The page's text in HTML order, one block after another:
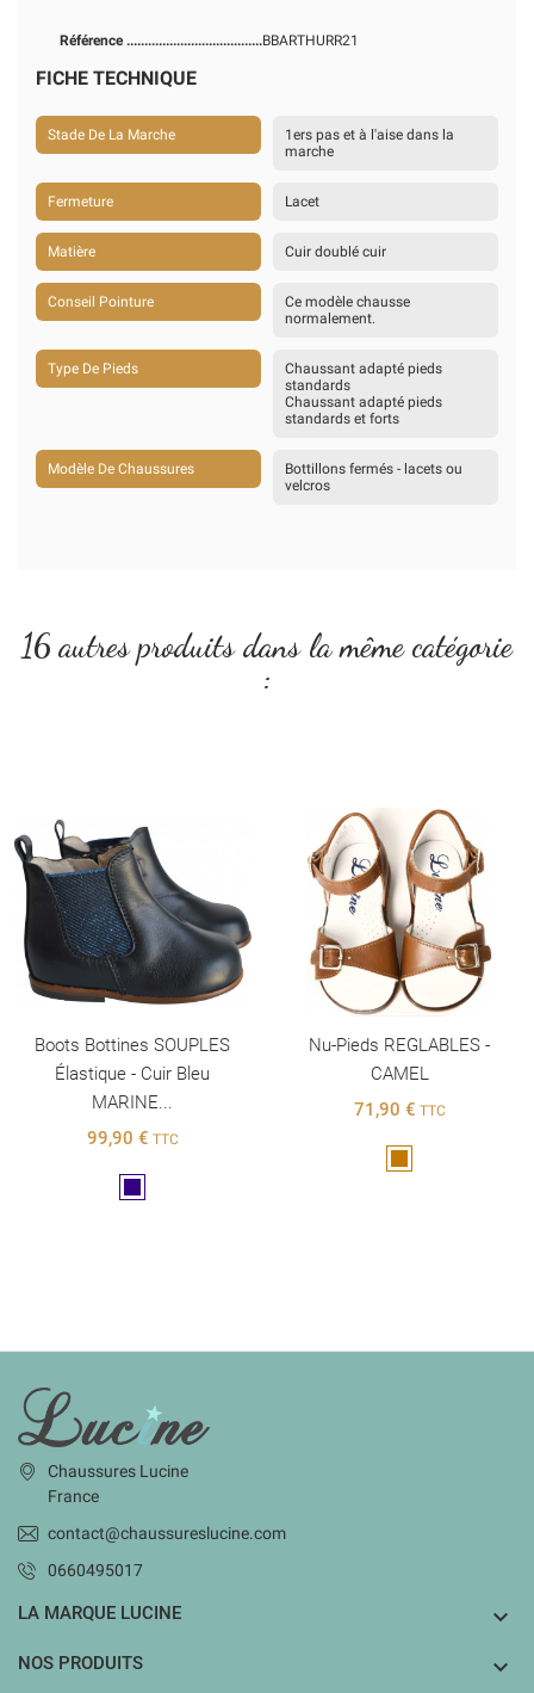
Référence BBARTHURR21
FICHE TECHNIQUE
Stade De La Marche
1ers pas et à l'aise dans la
marche
Fermeture Lacet
Matière Cuir doublé cuir
Conseil Pointure
Ce modèle chausse
normalement.
Type De Pieds
Chaussant adapté pieds
standards
Chaussant adapté pieds
standards et forts
Modèle De Chaussures
Bottillons fermés - lacets ou
velcros
16 autres produits dans la même catégorie
:
Boots Bottines SOUPLES
Élastique - Cuir Bleu
MARINE...
99,90 € TTC
Nu-Pieds REGLABLES -
CAMEL
71,90 € TTC
INFORMATIONS
Chaussures Lucine
France
contact@chaussureslucine.com
0660495017
LA MARQUE LUCINE 
NOS PRODUITS 